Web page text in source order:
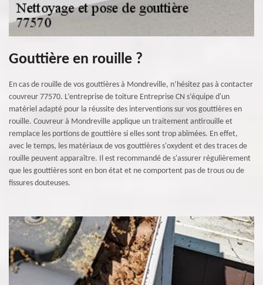
Gouttière en rouille ?
En cas de rouille de vos gouttières à Mondreville, n’hésitez pas à contacter
couvreur 77570. L’entreprise de toiture Entreprise CN s’équipe d'un
matériel adapté pour la réussite des interventions sur vos gouttières en
rouille. Couvreur à Mondreville applique un traitement antirouille et
remplace les portions de gouttière si elles sont trop abîmées. En effet,
avec le temps, les matériaux de vos gouttières s'oxydent et des traces de
rouille peuvent apparaître. Il est recommandé de s'assurer régulièrement
que les gouttières sont en bon état et ne comportent pas de trous ou de
fissures douteuses.